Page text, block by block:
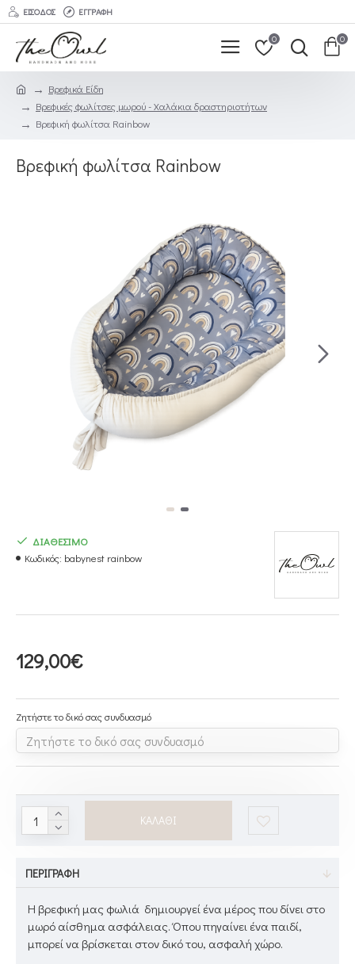
ΕΊΣΟΔΟΣ ΕΓΓΡΑΦΉ
0 0
Βρεφικά Είδη
Βρεφικές φωλίτσες μωρού - Χαλάκια δραστηριοτήτων
Βρεφική φωλίτσα Rainbow
Βρεφική φωλίτσα Rainbow
129,00€
ΔΙΑΘΕΣΙΜΟ
Κωδικός: babynest rainbow
Ζητήστε το δικό σας συνδυασμό
ΚΑΛΆΘΙ
ΠΕΡΙΓΡΑΦΉ
Η βρεφική μας φωλιά δημιουργεί ένα μέρος που δίνει στο
μωρό αίσθημα ασφάλειας. Όπου πηγαίνει ένα παιδί,
μπορεί να βρίσκεται στον δικό του, ασφαλή χώρο.